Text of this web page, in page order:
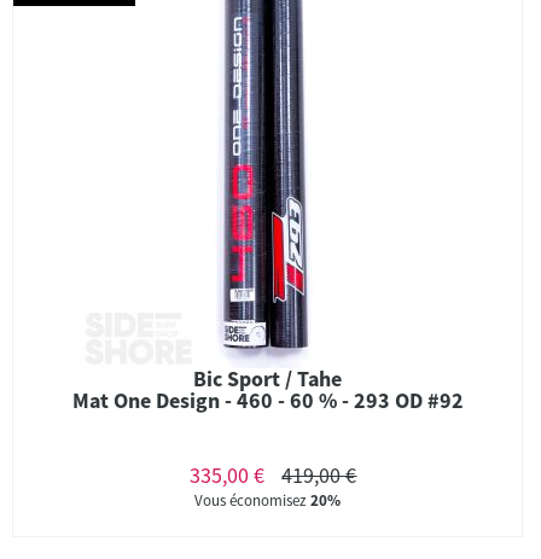
Bic Sport / Tahe
Mat One Design - 460 - 60 % - 293 OD #92
335,00 € 419,00 €
Vous économisez20%